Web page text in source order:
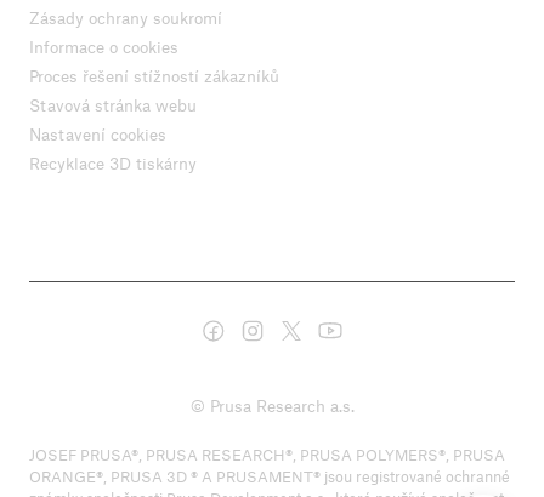
Zásady ochrany soukromí
Informace o cookies
Proces řešení stížností zákazníků
Stavová stránka webu
Nastavení cookies
Recyklace 3D tiskárny
© Prusa Research a.s.
JOSEF PRUSA®, PRUSA RESEARCH®, PRUSA POLYMERS®, PRUSA
ORANGE®, PRUSA 3D ® A PRUSAMENT® jsou registrované ochranné